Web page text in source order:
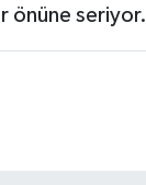
önüne seriyor.